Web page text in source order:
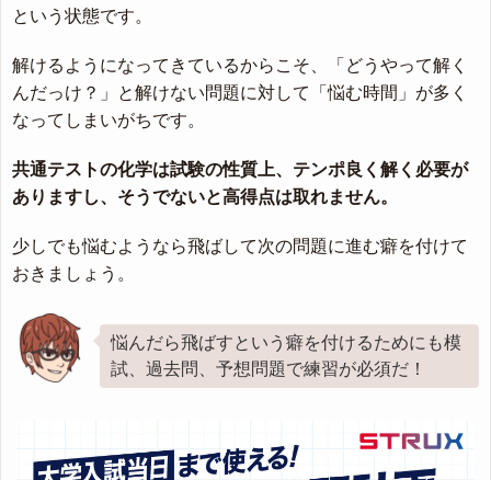
という状態です。
解けるようになってきているからこそ、「どうやって解く
んだっけ？」と解けない問題に対して「悩む時間」が多く
なってしまいがちです。
共通テストの化学は試験の性質上、テンポ良く解く必要が
ありますし、そうでないと高得点は取れません。
少しでも悩むようなら飛ばして次の問題に進む癖を付けて
おきましょう。
悩んだら飛ばすという癖を付けるためにも模
試、過去問、予想問題で練習が必須だ！